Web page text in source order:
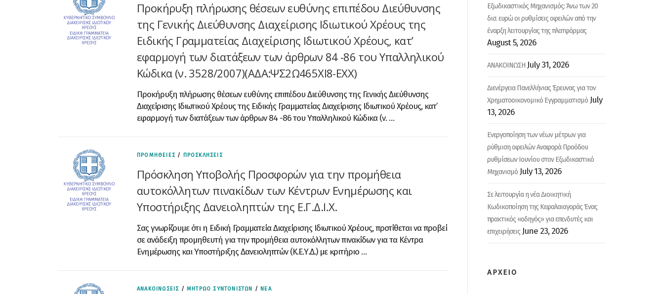
Προκήρυξη πλήρωσης θέσεων ευθύνης επιπέδου Διεύθυνσης
της Γενικής Διεύθυνσης Διαχείρισης Ιδιωτικού Χρέους της
Ειδικής Γραμματείας Διαχείρισης Ιδιωτικού Χρέους, κατ’
εφαρμογή των διατάξεων των άρθρων 84 -86 του Υπαλληλικού
Κώδικα (ν. 3528/2007)(ΑΔΑ:ΨΣ2Ω465ΧΙ8-ΕΧΧ)
Προκήρυξη πλήρωσης θέσεων ευθύνης επιπέδου Διεύθυνσης της Γενικής Διεύθυνσης
Διαχείρισης Ιδιωτικού Χρέους της Ειδικής Γραμματείας Διαχείρισης Ιδιωτικού Χρέους, κατ’
εφαρμογή των διατάξεων των άρθρων 84 -86 του Υπαλληλικού Κώδικα (ν. …
ΠΡΟΜΗΘΕΙΕΣ / ΠΡΟΣΚΛΗΣΕΙΣ
Πρόσκληση Υποβολής Προσφορών για την προμήθεια
αυτοκόλλητων πινακίδων των Κέντρων Ενημέρωσης και
Υποστήριξης Δανειοληπτών της Ε.Γ.Δ.Ι.Χ.
Σας γνωρίζουμε ότι η Ειδική Γραμματεία Διαχείρισης Ιδιωτικού Χρέους, προτίθεται να προβεί
σε ανάδειξη προμηθευτή για την προμήθεια αυτοκόλλητων πινακίδων για τα Κέντρα
Ενημέρωσης και Υποστήριξης Δανειοληπτών (Κ.Ε.Υ.Δ.) με κριτήριο …
ΑΝΑΚΟΙΝΩΣΕΙΣ /ΜΗΤΡΩΟ ΣΥΝΤΟΝΙΣΤΩΝ / ΝΕΑ
Εξωδικαστικός Μηχανισμός: Άνω των 20
δισ. ευρώ οι ρυθμίσεις οφειλών από την
έναρξη λειτουργίας της πλατφόρμας
August 5, 2026
ΑΝΑΚΟΙΝΩΣΗ July 31, 2026
Διενέργεια Πανελλήνιας Έρευνας για τον
Χρηματοοικονομικό Εγγραμματισμό July
13, 2026
Ενεργοποίηση των νέων μέτρων για
ρύθμιση οφειλών Αναφορά Προόδου
ρυθμίσεων Ιουνίου στον Εξωδικαστικό
Μηχανισμό July 13, 2026
Σε λειτουργία η νέα Διοικητική
Κωδικοποίηση της Κεφαλαιαγοράς Ένας
πρακτικός «οδηγός» για επενδυτές και
επιχειρήσεις June 23, 2026
ΑΡΧΕΙΟ